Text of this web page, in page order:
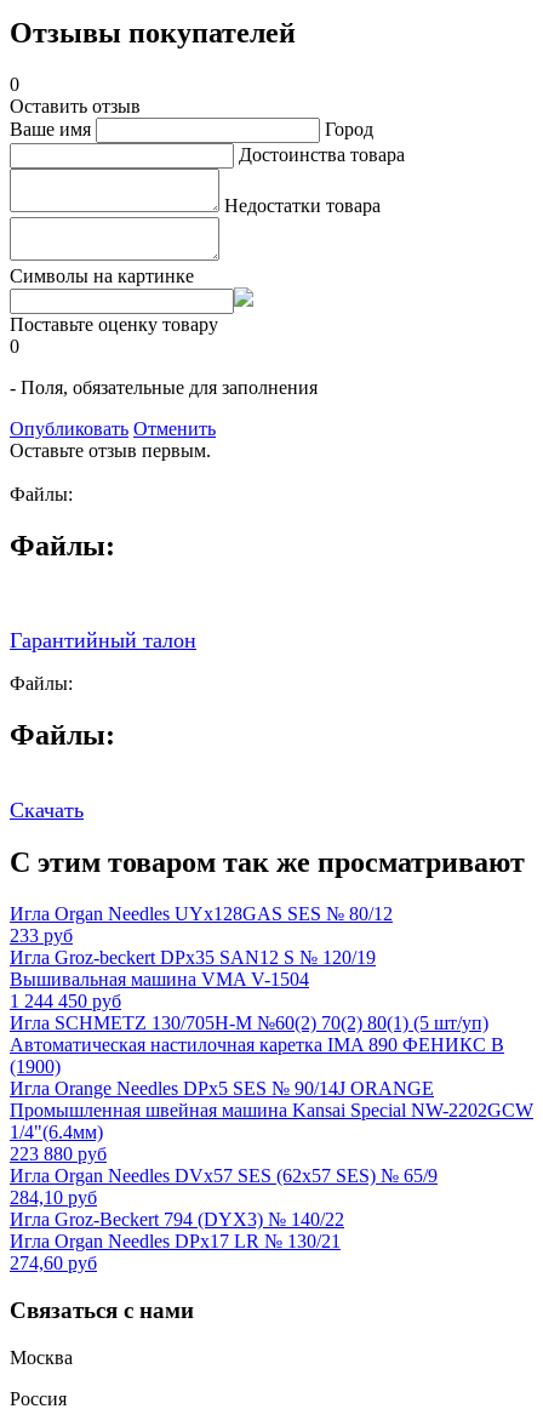
Отзывы покупателей
0
Оставить отзыв
Ваше имя
Город
Достоинства товара
Недостатки товара
Символы на картинке
Поставьте оценку товару
0
- Поля, обязательные для заполнения
Опубликовать Отменить
Оставьте отзыв первым.
Файлы:
Файлы:
Гарантийный талон
Файлы:
Файлы:
Скачать
С этим товаром так же просматривают
Игла Organ Needles UYx128GAS SES № 80/12
233 руб
Игла Groz-beckert DPx35 SAN12 S № 120/19
Вышивальная машина VMA V-1504
1 244 450 руб
Игла SCHMETZ 130/705H-M №60(2) 70(2) 80(1) (5 шт/уп)
Автоматическая настилочная каретка IMA 890 ФЕНИКС B
(1900)
Игла Orange Needles DPx5 SES № 90/14J ORANGE
Промышленная швейная машина Kansai Special NW-2202GCW
1/4"(6.4мм)
223 880 руб
Игла Organ Needles DVx57 SES (62x57 SES) № 65/9
284,10 руб
Игла Groz-Beckert 794 (DYX3) № 140/22
Игла Organ Needles DPx17 LR № 130/21
274,60 руб
Связаться с нами
Москва
Россия